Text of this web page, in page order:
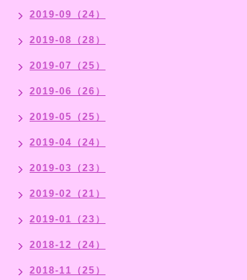
2019-09（24）
2019-08（28）
2019-07（25）
2019-06（26）
2019-05（25）
2019-04（24）
2019-03（23）
2019-02（21）
2019-01（23）
2018-12（24）
2018-11（25）